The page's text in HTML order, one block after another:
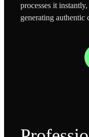
processes it
generating authentic